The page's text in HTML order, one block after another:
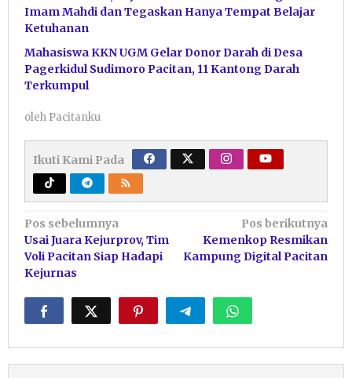
Imam Mahdi dan Tegaskan Hanya Tempat Belajar
Ketuhanan
Mahasiswa KKN UGM Gelar Donor Darah di Desa
Pagerkidul Sudimoro Pacitan, 11 Kantong Darah
Terkumpul
oleh Pacitanku
Ikuti Kami Pada
Navigasi
pos
Pos sebelumnya
Usai Juara Kejurprov, Tim
Voli Pacitan Siap Hadapi
Kejurnas
Pos berikutnya
Kemenkop Resmikan
Kampung Digital Pacitan